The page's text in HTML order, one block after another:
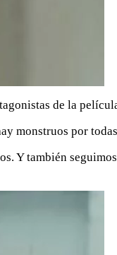
de la
monstruos por
Y también